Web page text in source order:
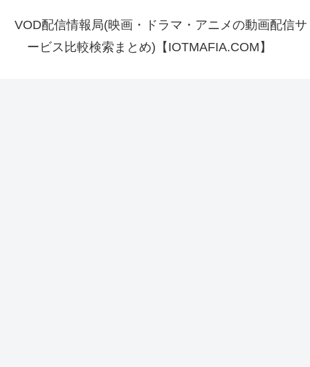
VOD配信情報局(映画・ドラマ・アニメの動画配信サ
ービス比較検索まとめ)【IOTMAFIA.COM】